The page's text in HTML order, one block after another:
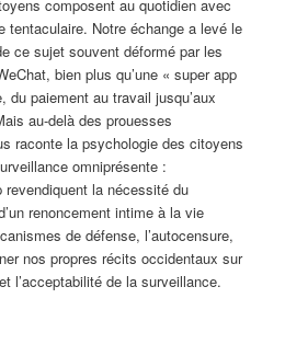
composent au quotidien avec
tentaculaire. Notre échange a levé le
ce sujet souvent déformé par les
bien plus qu’une « super app
du paiement au travail jusqu’aux
au-delà des prouesses
raconte la psychologie des citoyens
omniprésente :
revendiquent la nécessité du
renoncement intime à la vie
de défense, l’autocensure,
nos propres récits occidentaux sur
l’acceptabilité de la surveillance.